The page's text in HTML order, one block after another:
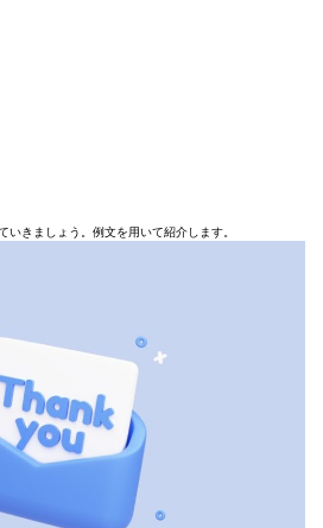
いきましょう。例文を用いて紹介します。